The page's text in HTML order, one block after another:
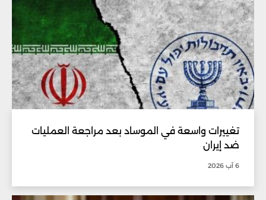
تغييرات واسعة في الموساد بعد مراجعة العمليات
ضد إيران
6 آب 2026